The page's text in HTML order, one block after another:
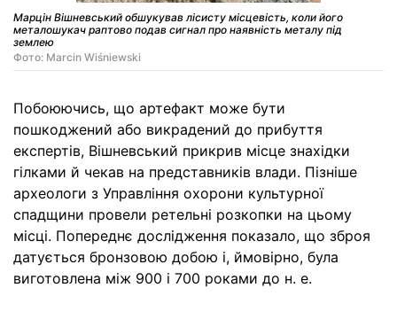
Марцін Вішневський обшукував лісисту місцевість, коли його
металошукач раптово подав сигнал про наявність металу під
землею
Фото: Marcin Wiśniewski
Побоюючись, що артефакт може бути
пошкоджений або викрадений до прибуття
експертів, Вішневський прикрив місце знахідки
гілками й чекав на представників влади. Пізніше
археологи з Управління охорони культурної
спадщини провели ретельні розкопки на цьому
місці. Попереднє дослідження показало, що зброя
датується бронзовою добою і, ймовірно, була
виготовлена між 900 і 700 роками до н. е.